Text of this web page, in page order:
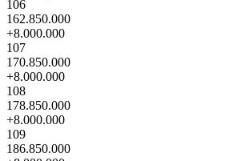
106
162.850.000
+8.000.000
107
170.850.000
+8.000.000
108
178.850.000
+8.000.000
109
186.850.000